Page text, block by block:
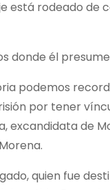
está rodeado
donde él
podemos
por tener
excandidata de
quien fue